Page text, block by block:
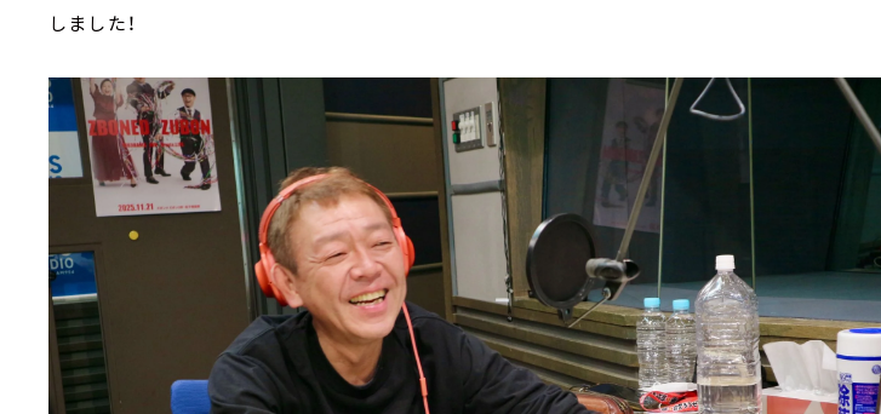
しました！